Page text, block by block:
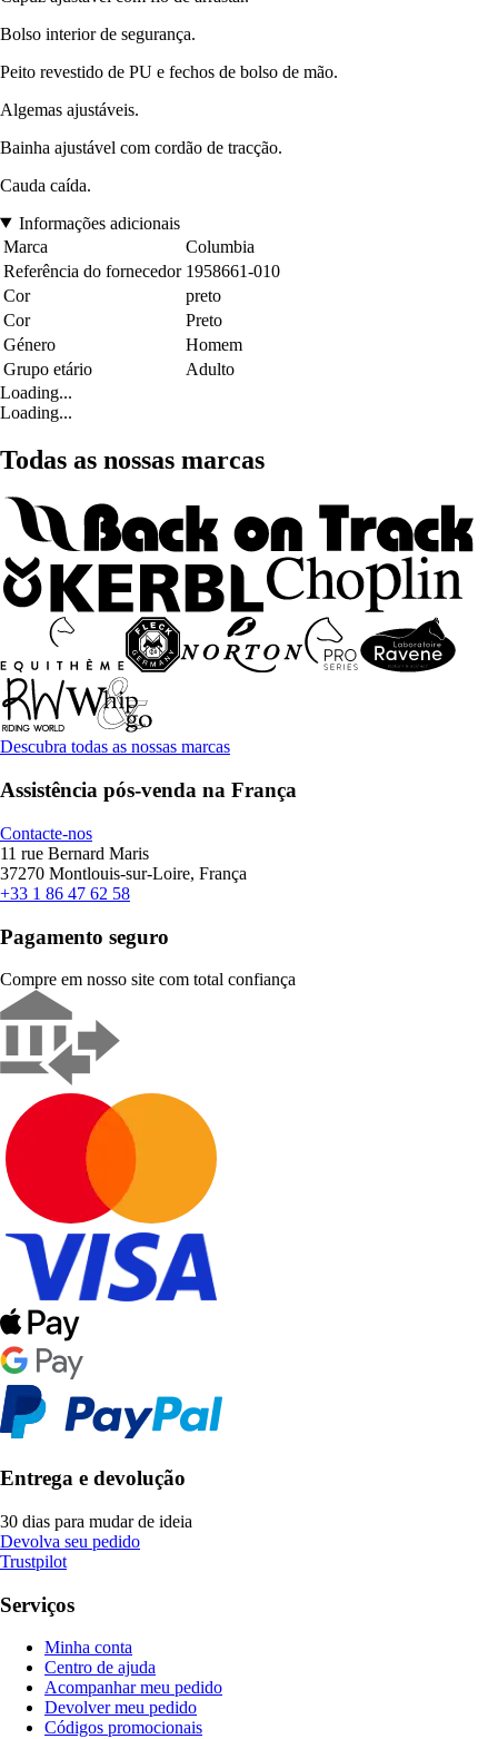
Bolso interior de segurança.
Peito revestido de PU e fechos de bolso de mão.
Algemas ajustáveis.
Bainha ajustável com cordão de tracção.
Cauda caída.
Informações adicionais
Marca
Columbia
Referência do fornecedor 1958661-010
Cor
preto
Cor
Preto
Género
Homem
Grupo etário
Adulto
Loading...
Loading...
Todas as nossas marcas
Descubra todas as nossas marcas
Assistência pós-venda na França
Contacte-nos
11 rue Bernard Maris
37270 Montlouis-sur-Loire, França
+33 1 86 47 62 58
Pagamento seguro
Compre em nosso site com total confiança
Entrega e devolução
30 dias para mudar de ideia
Devolva seu pedido
Trustpilot
Serviços
Minha conta
Centro de ajuda
Acompanhar meu pedido
Devolver meu pedido
Códigos promocionais